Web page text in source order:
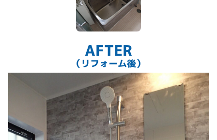
AFTER
（リフォーム後）
窓も断熱仕様に